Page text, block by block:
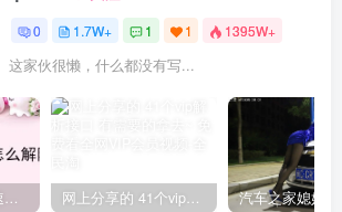
0 1.7W+ 1 1 1395W+
这家伙很懒，什么都没有写...
联通网络 解除限速方法参考！畅享、畅玩、老白干等及其它地区自测了 网上分享的 41个vip解析接口 有需要的拿去~ 免费看全网VIP会员视频